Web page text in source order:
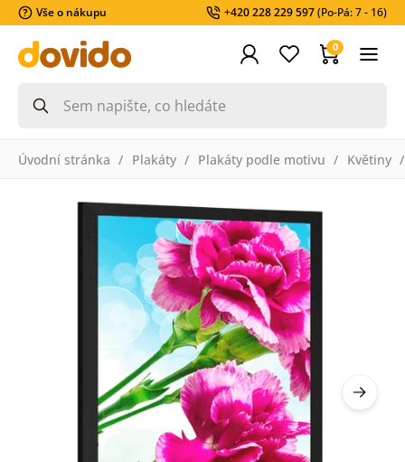
Vše o nákupu +420 228 229 597(Po-Pá: 7 - 16)
0
Úvodní stránka Plakáty Plakáty podle motivu Květiny